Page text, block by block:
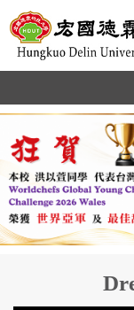
跳
到
主
要
容